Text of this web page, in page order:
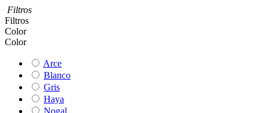
Filtros
Filtros
Color
Color
Arce
Blanco
Gris
Haya
Nogal